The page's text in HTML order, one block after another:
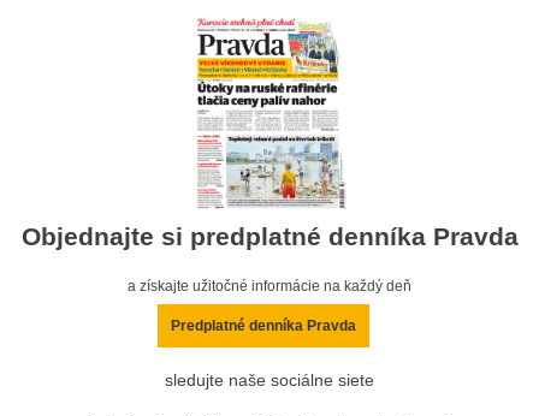
Objednajte si predplatné denníka Pravda
a získajte užitočné informácie na každý deň
Predplatné denníka Pravda
sledujte naše sociálne siete